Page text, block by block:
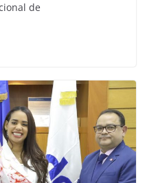
de